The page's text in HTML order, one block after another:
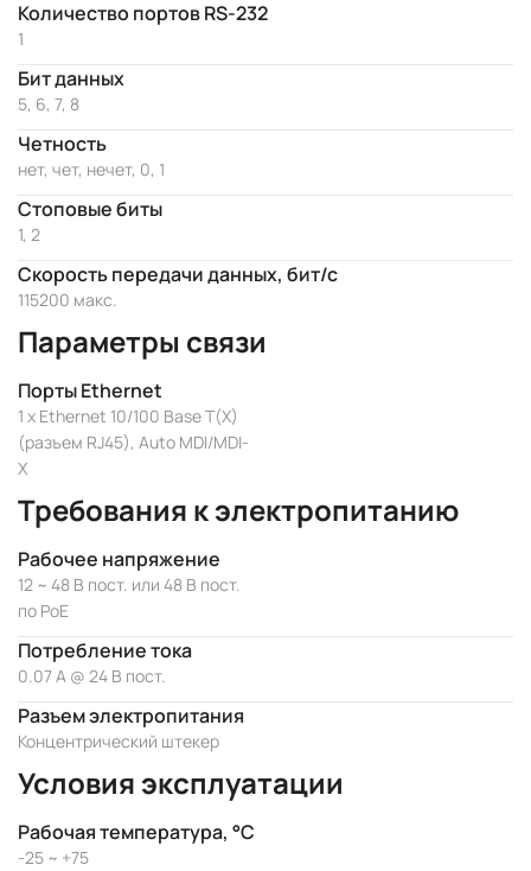
Количество портов RS-232
1
Бит данных
5, 6, 7, 8
Четность
нет, чет, нечет, 0, 1
Стоповые биты
1, 2
Скорость передачи данных, бит/с
115200 макс.
Параметры связи
Порты Ethernet
1 x Ethernet 10/100 Base T(X)
(разъем RJ45), Auto MDI/MDI-
X
Требования к электропитанию
Рабочее напряжение
12 ~ 48 В пост. или 48 В пост.
по PoE
Потребление тока
0.07 А @ 24 В пост.
Разъем электропитания
Концентрический штекер
Условия эксплуатации
Рабочая температура, °C
-25 ~ +75